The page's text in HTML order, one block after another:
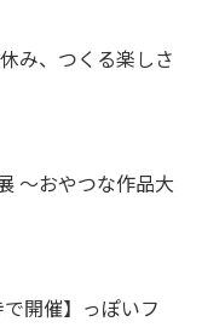
み、つくる楽しさ
～おやつな作品大
開催】っぽいフ